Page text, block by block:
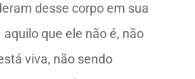
desse corpo em sua
que ele não é, não
viva, não sendo